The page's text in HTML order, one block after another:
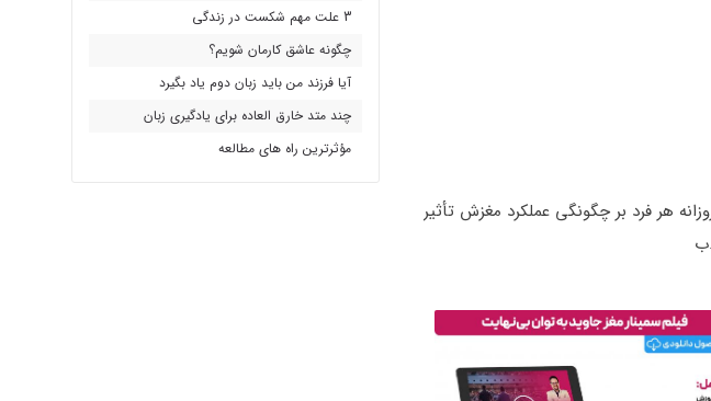
هر فرد بر چگونگی عملکرد مغزش تأثیر
3 علت مهم شکست در زندگی
چگونه عاشق کارمان شویم؟
آیا فرزند من باید زبان دوم یاد بگیرد
چند متد خارق العاده برای یادگیری زبان
مؤثرترین راه های مطالعه